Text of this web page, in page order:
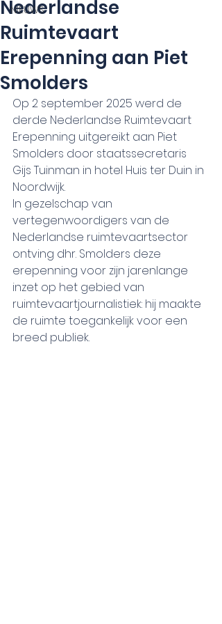
NIEUWS
Nederlandse
Ruimtevaart
Erepenning aan Piet
Smolders
Op 2 september 2025 werd de
derde Nederlandse Ruimtevaart
Erepenning uitgereikt aan Piet
Smolders door staatssecretaris
Gijs Tuinman in hotel Huis ter Duin in
Noordwijk.
In gezelschap van
vertegenwoordigers van de
Nederlandse ruimtevaartsector
ontving dhr. Smolders deze
erepenning voor zijn jarenlange
inzet op het gebied van
ruimtevaartjournalistiek: hij maakte
de ruimte toegankelijk voor een
breed publiek.